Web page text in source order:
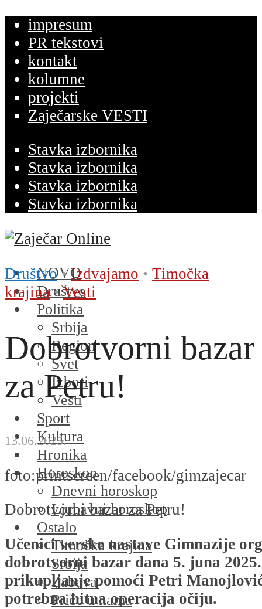
impresum
PR tekstovi
kontakt
kolumne
projekti
Zaječarske VESTI
Stavka izbornika
Stavka izbornika
Stavka izbornika
Stavka izbornika
NOVO
Društvo
Politika
Srbija
Region
Svet
Izbori
Vesti
Sport
Kultura
Hronika
Horoskop
Dnevni horoskop
Ljubavni horoskop
Ostalo
Timočka krajina
Srbija
Zabava
Priče u nama
Društvo • Izdvajamo • Timočka
krajina • Vesti
Dobrotvorni bazar
za Petru!
13.06.2025.
foto:printscreen/facebook/gimzajecar
Dobrotvorni bazar za Petru!
Učenici verske nastave Gimnazije
dobrotvorni bazar dana 5. juna
prikupljanje pomoći Petri
potrebna hitna operacija očiju.